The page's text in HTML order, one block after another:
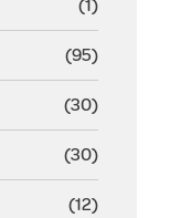
(1)
(95)
(30)
(30)
(12)